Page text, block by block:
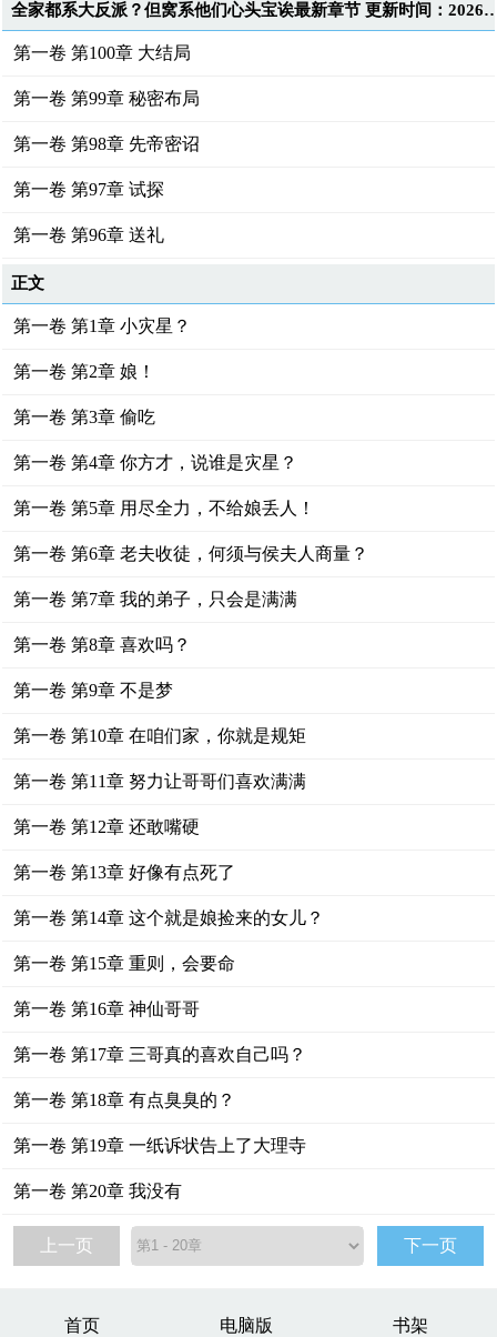
全家都系大反派？但窝系他们心头宝诶最新章节
第一卷 第100章 大结局
第一卷 第99章 秘密布局
第一卷 第98章 先帝密诏
第一卷 第97章 试探
第一卷 第96章 送礼
正文
第一卷 第1章 小灾星？
第一卷 第2章 娘！
第一卷 第3章 偷吃
第一卷 第4章 你方才，说谁是灾星？
第一卷 第5章 用尽全力，不给娘丢人！
第一卷 第6章 老夫收徒，何须与侯夫人商量？
第一卷 第7章 我的弟子，只会是满满
第一卷 第8章 喜欢吗？
第一卷 第9章 不是梦
第一卷 第10章 在咱们家，你就是规矩
第一卷 第11章 努力让哥哥们喜欢满满
第一卷 第12章 还敢嘴硬
第一卷 第13章 好像有点死了
第一卷 第14章 这个就是娘捡来的女儿？
第一卷 第15章 重则，会要命
第一卷 第16章 神仙哥哥
第一卷 第17章 三哥真的喜欢自己吗？
第一卷 第18章 有点臭臭的？
第一卷 第19章 一纸诉状告上了大理寺
第一卷 第20章 我没有
上一页 下一页
首页 电脑版 书架